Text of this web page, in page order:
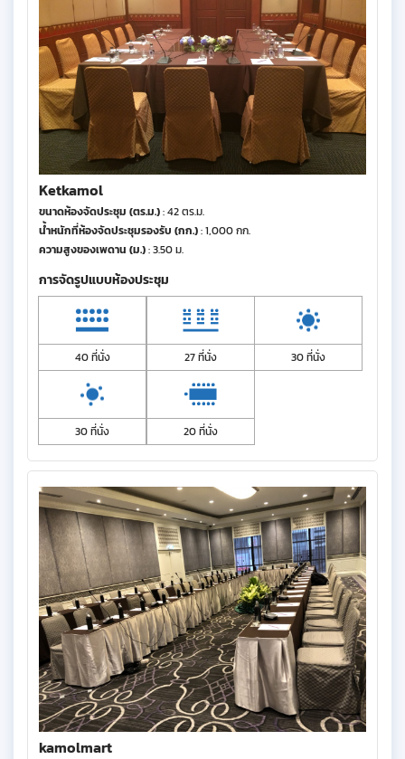
Ketkamol
ขนาดห้องจัดประชุม (ตร.ม.): 42 ตร.ม.
น้ำหนักที่ห้องจัดประชุมรองรับ (กก.): 1,000 กก.
ความสูงของเพดาน (ม.): 3.50 ม.
การจัดรูปแบบห้องประชุม
40 ที่นั่ง 27 ที่นั่ง 30 ที่นั่ง
30 ที่นั่ง 20 ที่นั่ง
kamolmart